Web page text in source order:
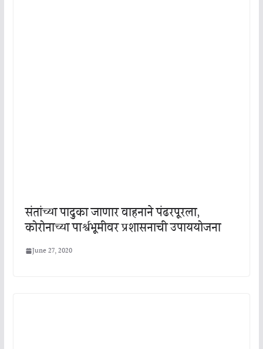
संतांच्या पादुका जाणार वाहनाने पंढरपूरला,
कोरोनाच्या पार्श्वभूमीवर प्रशासनाची उपाययोजना
June 27, 2020